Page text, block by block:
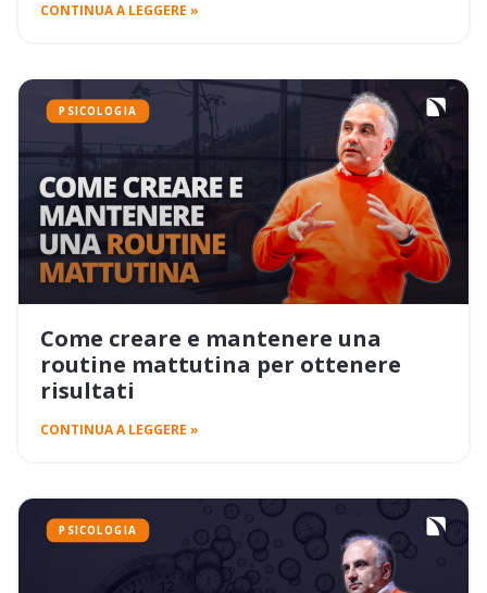
CONTINUA A LEGGERE »
PSICOLOGIA
Come creare e mantenere una
routine mattutina per ottenere
risultati
CONTINUA A LEGGERE »
PSICOLOGIA